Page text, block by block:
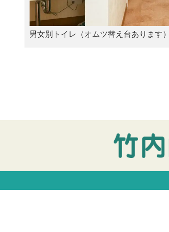
男女別トイレ（オムツ替え台あります）